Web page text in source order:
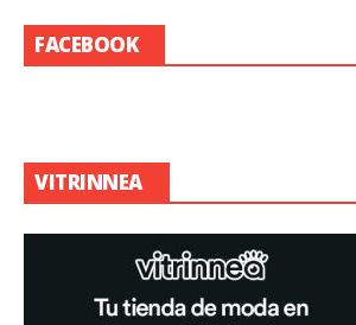
FACEBOOK
VITRINNEA